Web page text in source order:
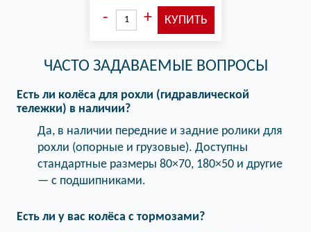
ЧАСТО ЗАДАВАЕМЫЕ ВОПРОСЫ
Есть ли колёса для рохли (гидравлической
тележки) в наличии?
Да, в наличии передние и задние ролики для
рохли (опорные и грузовые). Доступны
стандартные размеры 80×70, 180×50 и другие
— с подшипниками.
Есть ли у вас колёса с тормозами?